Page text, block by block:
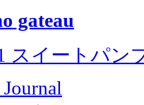
gateau
スイートパン